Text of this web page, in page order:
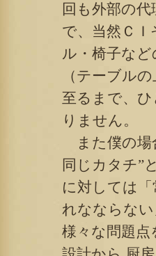
回も外部の
で、当然Ｃ
ル・椅子など
（テーブル
至るまで、
りません。
また僕の場
同じカタチ”
に対しては
れなならな
様々な問題